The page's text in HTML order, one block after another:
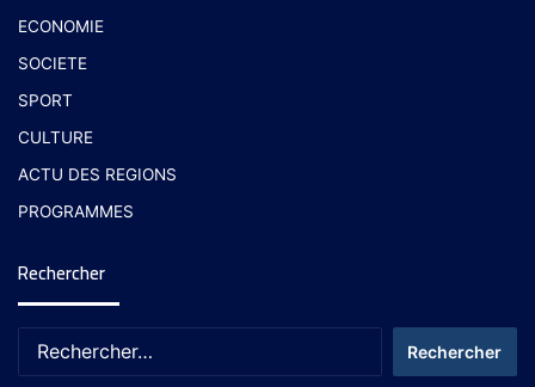
ECONOMIE
SOCIETE
SPORT
CULTURE
ACTU DES REGIONS
PROGRAMMES
Rechercher